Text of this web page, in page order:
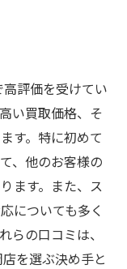
評価を受けてい
い買取価格、そ
す。特に初めて
、他のお客様の
ます。また、ス
についても多く
らの口コミは、
を選ぶ決め手と